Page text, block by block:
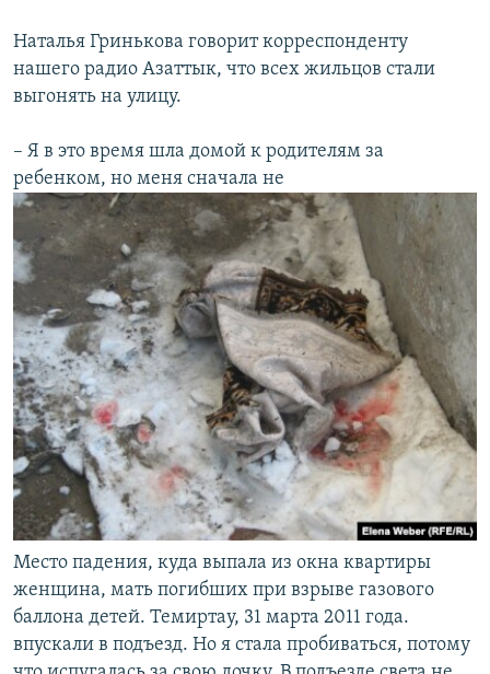
Наталья Гринькова говорит корреспонденту
нашего радио Азаттык, что всех жильцов стали
выгонять на улицу.
– Я в это время шла домой к родителям за
ребенком, но меня сначала не
Место падения, куда выпала из окна квартиры
женщина, мать погибших при взрыве газового
баллона детей. Темиртау, 31 марта 2011 года.
впускали в подъезд. Но я стала пробиваться, потому